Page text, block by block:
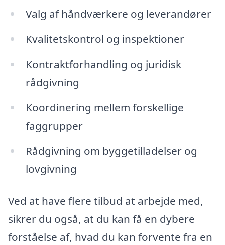
Valg af håndværkere og leverandører
Kvalitetskontrol og inspektioner
Kontraktforhandling og juridisk
rådgivning
Koordinering mellem forskellige
faggrupper
Rådgivning om byggetilladelser og
lovgivning
Ved at have flere tilbud at arbejde med,
sikrer du også, at du kan få en dybere
forståelse af, hvad du kan forvente fra en